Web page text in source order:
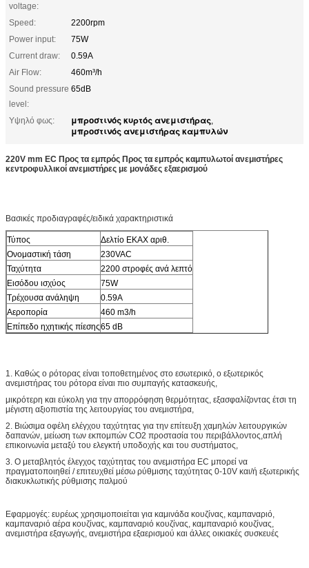
voltage:
Speed:
2200rpm
Power input:
75W
Current draw:
0.59A
Air Flow:
460m³/h
Sound pressure
level:
65dB
Υψηλό φως: μπροστινός κυρτός ανεμιστήρας,
μπροστινός ανεμιστήρας καμπυλών
220V mm EC Προς τα εμπρός Προς τα εμπρός καμπυλωτοί ανεμιστήρες
κεντροφυλλικοί ανεμιστήρες με μονάδες εξαερισμού
Βασικές προδιαγραφές/ειδικά χαρακτηριστικά
Τύπος
Δελτίο ΕΚΑΧ αριθ.
Ονομαστική τάση
230VAC
Ταχύτητα
2200 στροφές ανά λεπτό
Εισόδου ισχύος
75W
Τρέχουσα ανάληψη
0.59Α
Αεροπορία
460 m3/h
Επίπεδο ηχητικής πίεσης65 dB
1. Καθώς ο ρότορας είναι τοποθετημένος στο εσωτερικό, ο εξωτερικός
ανεμιστήρας του ρότορα είναι πιο συμπαγής κατασκευής,
μικρότερη και εύκολη για την απορρόφηση θερμότητας, εξασφαλίζοντας έτσι τη
μέγιστη αξιοπιστία της λειτουργίας του ανεμιστήρα,
2. Βιώσιμα οφέλη ελέγχου ταχύτητας για την επίτευξη χαμηλών λειτουργικών
δαπανών, μείωση των εκπομπών CO2 προστασία του περιβάλλοντος,απλή
επικοινωνία μεταξύ του ελεγκτή υποδοχής και του συστήματος,
3. Ο μεταβλητός έλεγχος ταχύτητας του ανεμιστήρα EC μπορεί να
πραγματοποιηθεί / επιτευχθεί μέσω ρύθμισης ταχύτητας 0-10V και/ή εξωτερικής
διακυκλωτικής ρύθμισης παλμού
Εφαρμογές: ευρέως χρησιμοποιείται για καμινάδα κουζίνας, καμπαναριό,
καμπαναριό αέρα κουζίνας, καμπαναριό κουζίνας, καμπαναριό κουζίνας,
ανεμιστήρα εξαγωγής, ανεμιστήρα εξαερισμού και άλλες οικιακές συσκευές